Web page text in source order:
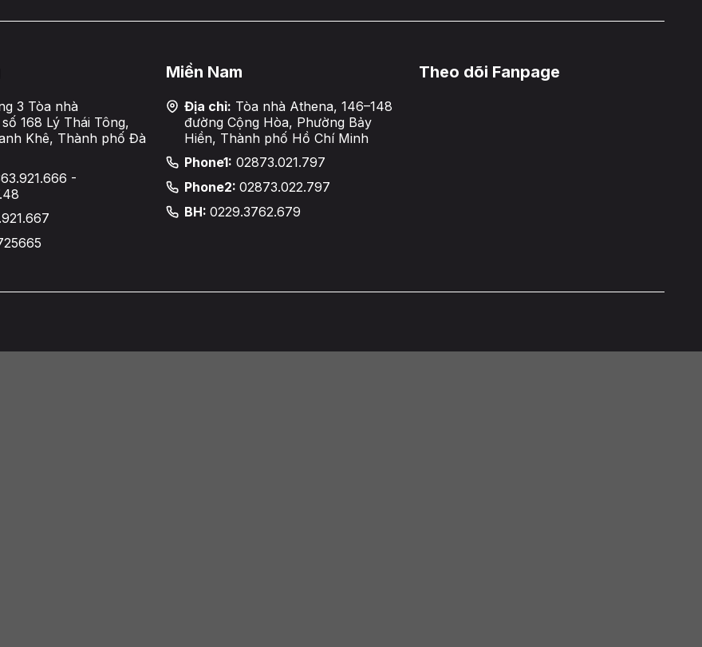
3 Tòa nhà
168 Lý Thái Tông,
Khê, Thành phố Đà
-
Miền Nam
Địa chỉ: Tòa nhà Athena, 146–148
đường Cộng Hòa, Phường Bảy
Hiền, Thành phố Hồ Chí Minh
Phone1: 02873.021.797
Phone2: 02873.022.797
BH: 0229.3762.679
Theo dõi Fanpage